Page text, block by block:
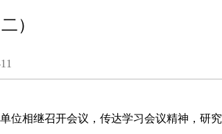
）
位相继召开会议，传达学习会议精神，研究